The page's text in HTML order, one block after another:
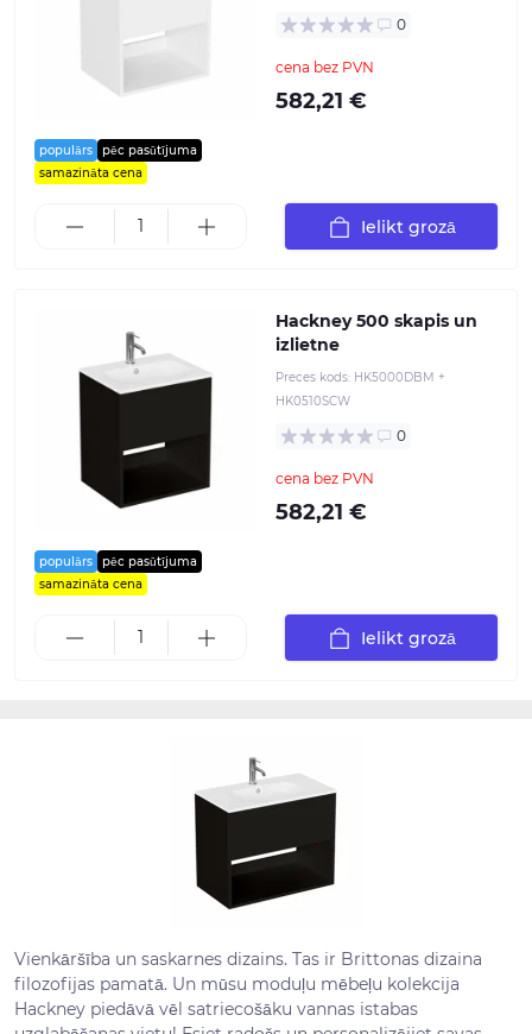
populārs
pēc pasūtījuma
samazināta cena
0
cena bez PVN
582,21 €
Ielikt grozā
populārs
pēc pasūtījuma
samazināta cena
Hackney 500 skapis un
izlietne
Preces kods: HK5000DBM +
HK0510SCW
0
cena bez PVN
582,21 €
Ielikt grozā
Vienkāršība un saskarnes dizains. Tas ir Brittonas dizaina
filozofijas pamatā. Un mūsu moduļu mēbeļu kolekcija
Hackney piedāvā vēl satriecošāku vannas istabas